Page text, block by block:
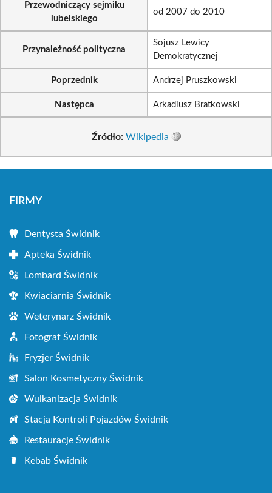
Przewodniczący sejmiku
lubelskiego
od 2007 do 2010
Przynależność polityczna
Sojusz Lewicy
Demokratycznej
Poprzednik Andrzej Pruszkowski
Następca Arkadiusz Bratkowski
Źródło: Wikipedia
FIRMY
Dentysta Świdnik
Apteka Świdnik
Lombard Świdnik
Kwiaciarnia Świdnik
Weterynarz Świdnik
Fotograf Świdnik
Fryzjer Świdnik
Salon Kosmetyczny Świdnik
Wulkanizacja Świdnik
Stacja Kontroli Pojazdów Świdnik
Restauracje Świdnik
Kebab Świdnik